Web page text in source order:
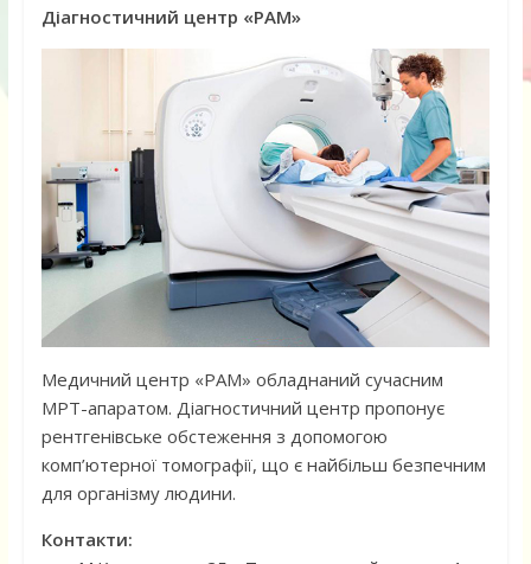
Діагностичний центр «РАМ»
Медичний центр «РАМ» обладнаний сучасним
МРТ-апаратом. Діагностичний центр пропонує
рентгенівське обстеження з допомогою
комп’ютерної томографії, що є найбільш безпечним
для організму людини.
Контакти: